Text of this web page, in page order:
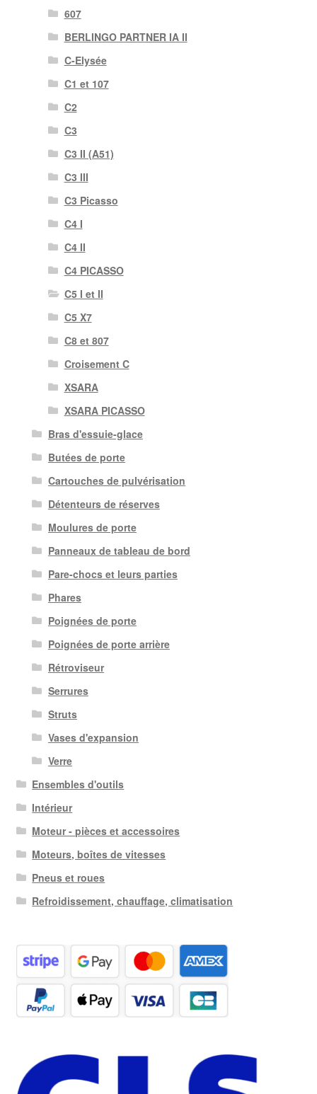
607
BERLINGO PARTNER IA II
C-Elysée
C1 et 107
C2
C3
C3 II (A51)
C3 III
C3 Picasso
C4 I
C4 II
C4 PICASSO
C5 I et II
C5 X7
C8 et 807
Croisement C
XSARA
XSARA PICASSO
Bras d'essuie-glace
Butées de porte
Cartouches de pulvérisation
Détenteurs de réserves
Moulures de porte
Panneaux de tableau de bord
Pare-chocs et leurs parties
Phares
Poignées de porte
Poignées de porte arrière
Rétroviseur
Serrures
Struts
Vases d'expansion
Verre
Ensembles d'outils
Intérieur
Moteur - pièces et accessoires
Moteurs, boîtes de vitesses
Pneus et roues
Refroidissement, chauffage, climatisation